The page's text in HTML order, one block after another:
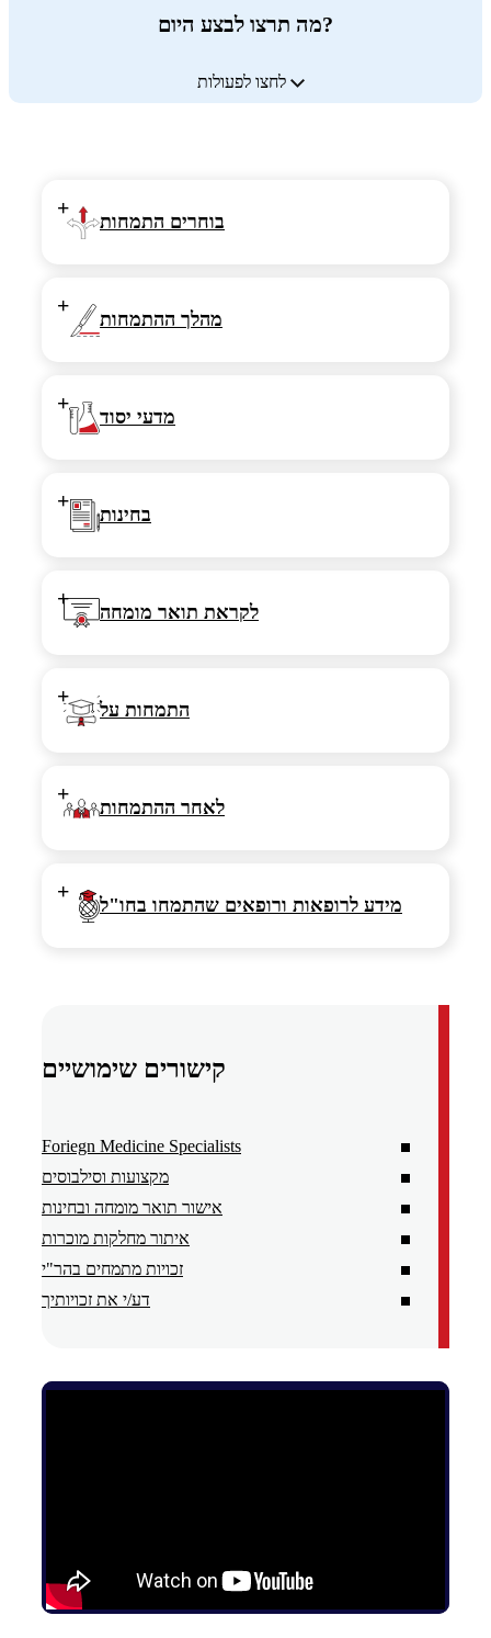
מה תרצו לבצע היום?
לחצו לפעולות
+
בוחרים התמחות
+
מהלך ההתמחות
+
מדעי יסוד
+
בחינות
+
לקראת תואר מומחה
+
התמחות על
+
לאחר ההתמחות
+
מידע לרופאות ורופאים שהתמחו בחו"ל
קישורים שימושיים
Foriegn Medicine Specialists
מקצועות וסילבוסים
אישור תואר מומחה ובחינות
איתור מחלקות מוכרות
זכויות מתמחים בהר"י
דע/י את זכויותיך